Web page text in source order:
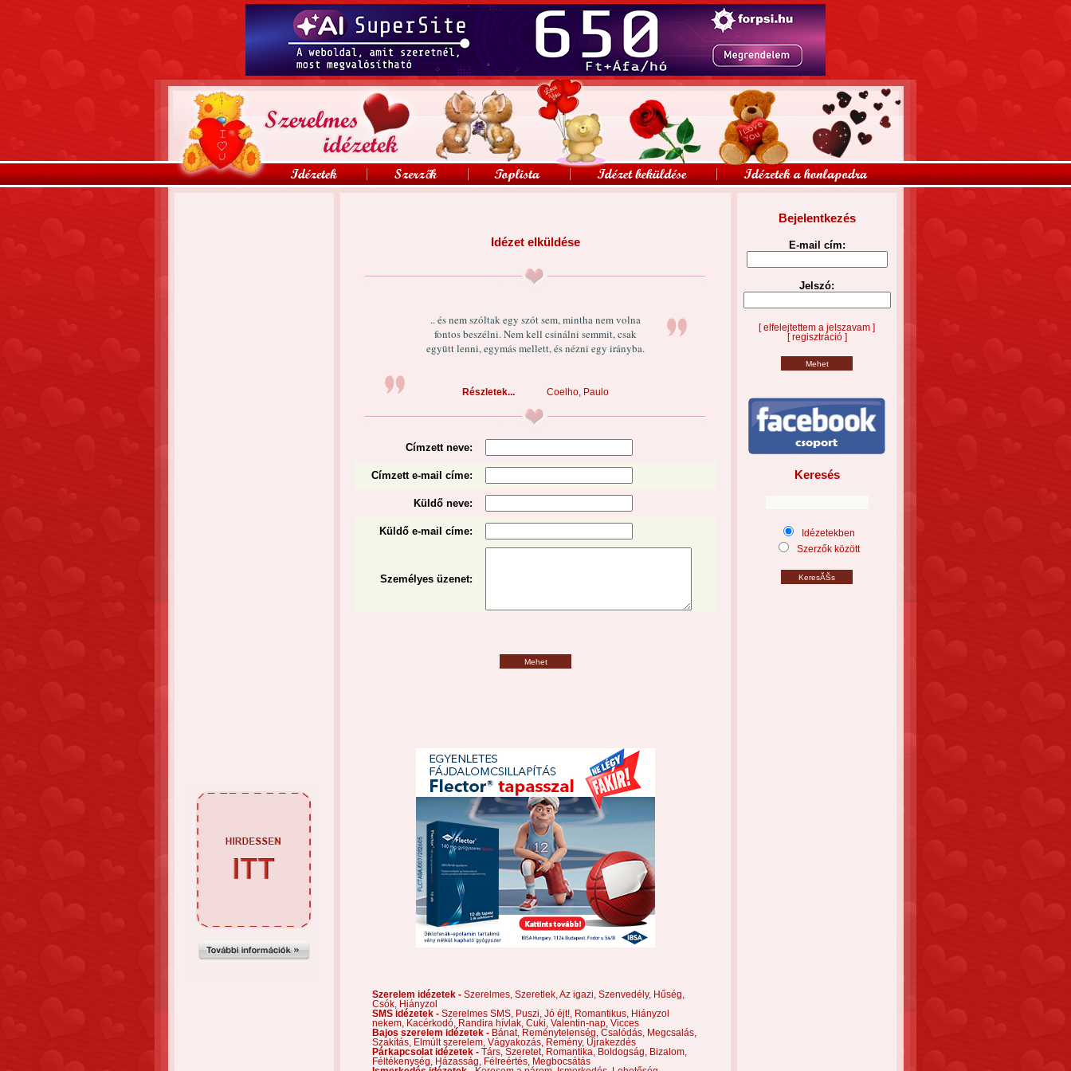
Idézet elküldése
.. és nem szóltak egy szót sem, mintha nem volna
fontos beszélni. Nem kell csinálni semmit, csak
együtt lenni, egymás mellett, és nézni egy irányba.
Részletek... Coelho, Paulo
Címzett neve:
Címzett e-mail címe:
Küldő neve:
Küldő e-mail címe:
Személyes üzenet:
Mehet
Szerelem idézetek - Szerelmes, Szeretlek, Az igazi, Szenvedély, Hűség,
Csók,
Hiányzol
SMS idézetek - Szerelmes SMS, Puszi, Jó éjt!, Romantikus,
Hiányzol
nekem,
Kacérkodó, Randira hívlak, Cuki, Valentin-nap, Vicces
Bajos szerelem idézetek - Bánat, Reménytelenség, Csalódás,
Megcsalás,
Szakítás,
Elmúlt szerelem, Vágyakozás, Remény, Újrakezdés
Párkapcsolat idézetek - Társ, Szeretet, Romantika, Boldogság,
Bizalom,
Féltékenység,
Házasság, Félreértés,
Megbocsátás
Bejelentkezés
E-mail cím:
Jelszó:
[ elfelejtettem a jelszavam ]
[ regisztráció ]
Keresés
Idézetekben
Szerzők között